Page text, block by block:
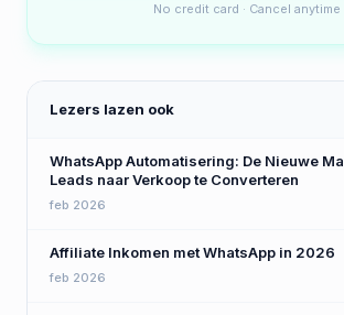
No credit card · Cancel anytime
Lezers lazen ook
WhatsApp Automatisering: De Nieuwe
Leads naar Verkoop te Converteren
feb 2026
Affiliate Inkomen met WhatsApp in 2026
feb 2026